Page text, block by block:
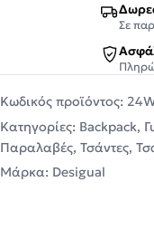
Σε
Κωδικός προϊόντος:
Κατηγορίες: Backpack,
Παραλαβές, Τσάντες,
Μάρκα: Desigual